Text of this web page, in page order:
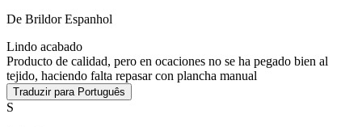
De Brildor Espanhol
Lindo acabado
Producto de calidad, pero en ocaciones no se ha pegado bien al
tejido, haciendo falta repasar con plancha manual
Traduzir para Português
S